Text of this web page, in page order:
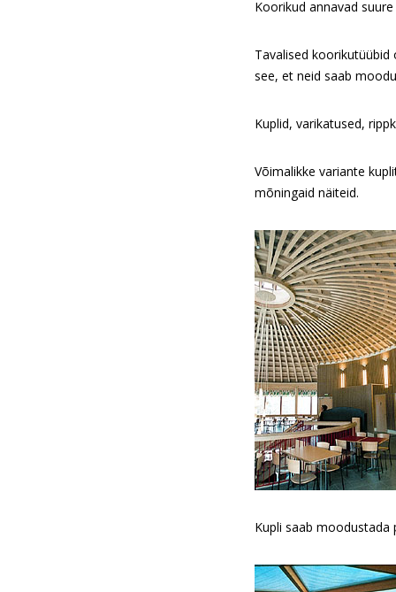
Koorikud annavad
Tavalised
see, et neid saab
Kuplid, varikatused,
Võimalikke variante
mõningaid näiteid.
Kupli saab